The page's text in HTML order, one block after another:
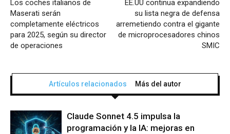
Los coches italianos de
Maserati serán
completamente eléctricos
para 2025, según su director
de operaciones
EE.UU continua expandiendo
su lista negra de defensa
arremetiendo contra el gigante
de microprocesadores chinos
SMIC
Artículos relacionados Más del autor
Claude Sonnet 4.5 impulsa la
programación y la IA: mejoras en